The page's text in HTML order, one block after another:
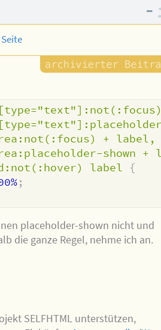
Autors
–
+ label,
shown +
label
{
;
placeholder-shown nicht und
die ganze Regel, nehme ich an.
SELFHTML unterstützen,